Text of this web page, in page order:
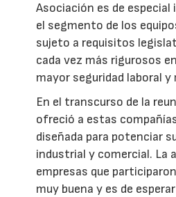
Asociación es de
el segmento de los
sujeto a requisitos
cada vez más rigurosos
mayor seguridad laboral
En el transcurso de la
ofreció a estas
diseñada para potenciar
industrial y comercial. La
empresas que
muy buena y es de